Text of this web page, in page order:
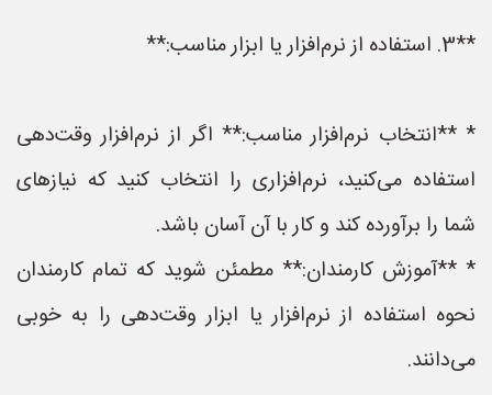
**3. استفاده از نرم‌افزار یا ابزار مناسب:**
* **انتخاب نرم‌افزار مناسب:** اگر از نرم‌افزار وقت‌دهی
استفاده می‌کنید، نرم‌افزاری را انتخاب کنید که نیازهای
شما را برآورده کند و کار با آن آسان باشد.
* **آموزش کارمندان:** مطمئن شوید که تمام کارمندان
نحوه استفاده از نرم‌افزار یا ابزار وقت‌دهی را به خوبی
می‌دانند.